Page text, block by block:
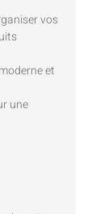
vos
et
une